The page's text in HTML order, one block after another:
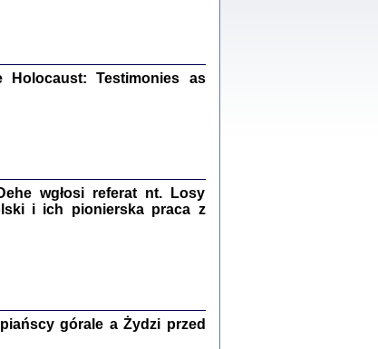
NAM KOLEJNA GODZINA ...
ukryciu w latach 1943-1944
Holocaust: Testimonies as
wgłosi referat nt. Losy
i ich pionierska praca z
górale a Żydzi przed